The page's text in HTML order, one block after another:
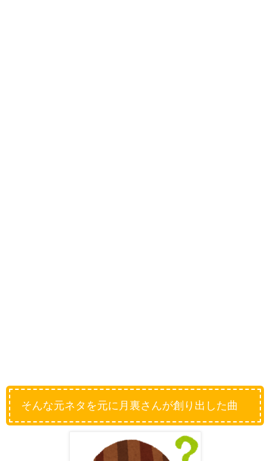
そんな元ネタを元に月裏さんが創り出した曲